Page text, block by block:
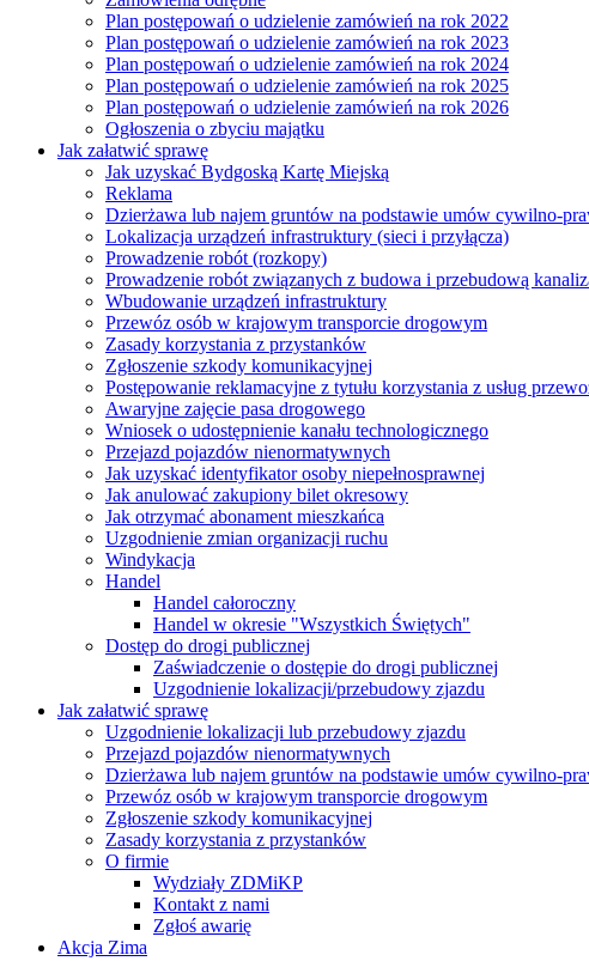
Plan postępowań o udzielenie zamówień na rok 2022
Plan postępowań o udzielenie zamówień na rok 2023
Plan postępowań o udzielenie zamówień na rok 2024
Plan postępowań o udzielenie zamówień na rok 2025
Plan postępowań o udzielenie zamówień na rok 2026
Ogłoszenia o zbyciu majątku
Jak załatwić sprawę
Jak uzyskać Bydgoską Kartę Miejską
Reklama
Dzierżawa lub najem gruntów na podstawie umów cywilno-
Lokalizacja urządzeń infrastruktury (sieci i przyłącza)
Prowadzenie robót (rozkopy)
Prowadzenie robót związanych z budowa i przebudową
Wbudowanie urządzeń infrastruktury
Przewóz osób w krajowym transporcie drogowym
Zasady korzystania z przystanków
Zgłoszenie szkody komunikacyjnej
Postępowanie reklamacyjne z tytułu korzystania z usług
Awaryjne zajęcie pasa drogowego
Wniosek o udostępnienie kanału technologicznego
Przejazd pojazdów nienormatywnych
Jak uzyskać identyfikator osoby niepełnosprawnej
Jak anulować zakupiony bilet okresowy
Jak otrzymać abonament mieszkańca
Uzgodnienie zmian organizacji ruchu
Windykacja
Handel
Handel całoroczny
Handel w okresie "Wszystkich Świętych"
Dostęp do drogi publicznej
Zaświadczenie o dostępie do drogi publicznej
Uzgodnienie lokalizacji/przebudowy zjazdu
Jak załatwić sprawę
Uzgodnienie lokalizacji lub przebudowy zjazdu
Przejazd pojazdów nienormatywnych
Dzierżawa lub najem gruntów na podstawie umów cywilno-
Przewóz osób w krajowym transporcie drogowym
Zgłoszenie szkody komunikacyjnej
Zasady korzystania z przystanków
O firmie
Wydziały ZDMiKP
Kontakt z nami
Zgłoś awarię
Akcja Zima